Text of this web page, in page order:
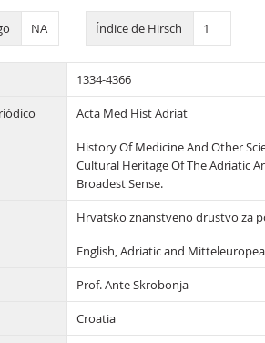
NA Índice de Hirsch 1
1334-4366
Acta Med Hist Adriat
History Of Medicine And Other
Cultural Heritage Of The Adriatic
Broadest Sense.
Hrvatsko znanstveno drustvo za
English, Adriatic and
Prof. Ante Skrobonja
Croatia